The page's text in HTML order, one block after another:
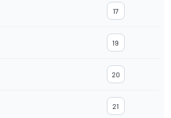
17
19
20
21